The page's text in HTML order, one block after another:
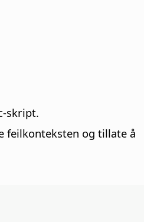
skript.
feilkonteksten og tillate å